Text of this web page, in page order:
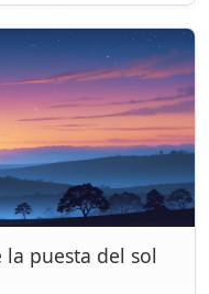
puesta del sol